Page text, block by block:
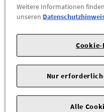
70723 Stuttgart |Tel:
dialog.mb@mercedes-
Sie sind sich nicht sicher,
passt?
Kein Problem.
Senden Sieuns die
Fahrzeugs, wir prüfen für
Weitere Informationen
unseren
Nur
Alle